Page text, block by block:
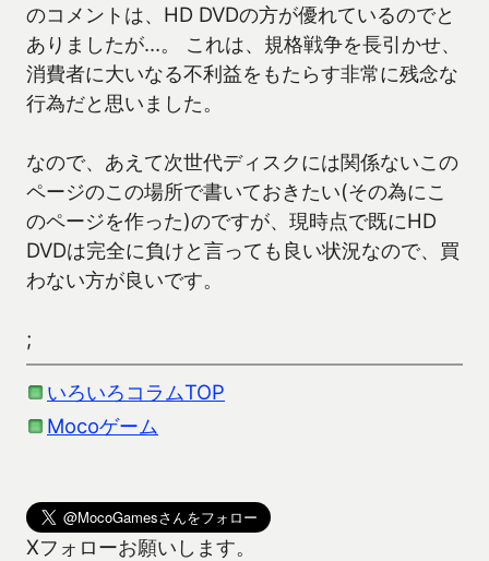
のコメントは、HD DVDの方が優れているのでと
ありましたが…。 これは、規格戦争を長引かせ、
消費者に大いなる不利益をもたらす非常に残念な
行為だと思いました。
なので、あえて次世代ディスクには関係ないこの
ページのこの場所で書いておきたい(その為にこ
のページを作った)のですが、現時点で既にHD
DVDは完全に負けと言っても良い状況なので、買
わない方が良いです。
;
いろいろコラムTOP
Mocoゲーム
Xフォローお願いします。